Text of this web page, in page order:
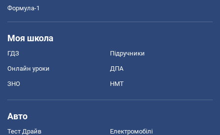
Формула-1
Моя школа
ГДЗ Підручники
Онлайн уроки ДПА
ЗНО НМТ
Авто
Тест Драйв Електромобілі